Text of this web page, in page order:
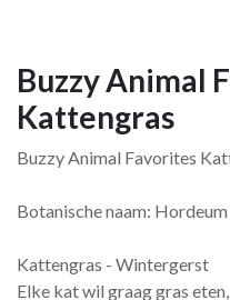
Buzzy Animal
Kattengras
Buzzy Animal Favorites
Botanische naam:
Kattengras - Wintergerst
Elke kat wil graag gras